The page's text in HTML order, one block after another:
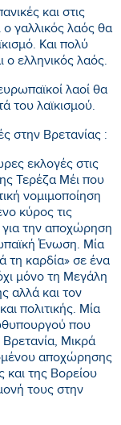
και στις
ο γαλλικός λαός θα
Και πολύ
ο ελληνικός λαός.
λαοί θα
του λαϊκισμού.
στην Βρετανίας :
εκλογές στις
Τερέζα Μέι που
νομιμοποίηση
κύρος τις
την αποχώρηση
Ένωση. Μία
καρδία» σε ένα
μόνο τη Μεγάλη
αλλά και τον
πολιτικής. Μία
που
Μικρά
αποχώρησης
της Βορείου
τους στην